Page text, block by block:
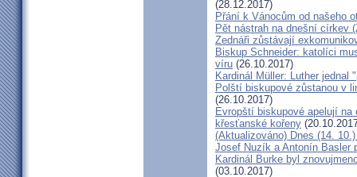
(28.12.2017)
Přání k Vánocům od našeho
Pět nástrah na dnešní církev
Zednáři zůstávají
Biskup Schneider: katolíci
víru (26.10.2017)
Kardinál Müller: Luther jednal
Polští biskupové zůstanou v
(26.10.2017)
Evropští biskupové apelují
křesťanské kořeny
(Aktualizováno) Dnes (14.
Josef Nuzík a Antonín Basler
Kardinál Burke byl
(03.10.2017)